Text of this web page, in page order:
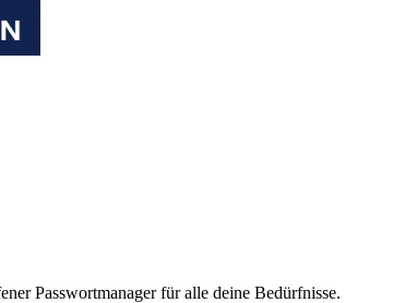
Passwortmanager für alle deine Bedürfnisse.